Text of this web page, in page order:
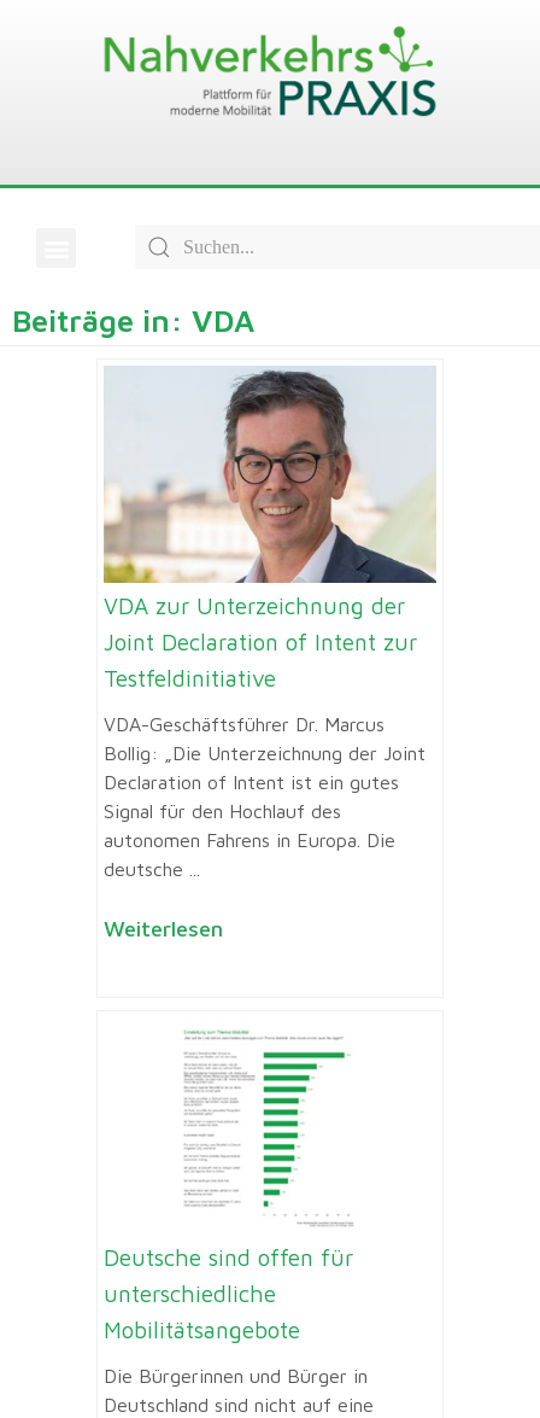
Beiträge in: VDA
VDA zur Unterzeichnung der
Joint Declaration of Intent zur
Testfeldinitiative
VDA-Geschäftsführer Dr. Marcus
Bollig: „Die Unterzeichnung der Joint
Declaration of Intent ist ein gutes
Signal für den Hochlauf des
autonomen Fahrens in Europa. Die
deutsche ...
Weiterlesen
Deutsche sind offen für
unterschiedliche
Mobilitätsangebote
Die Bürgerinnen und Bürger in
Deutschland sind nicht auf eine